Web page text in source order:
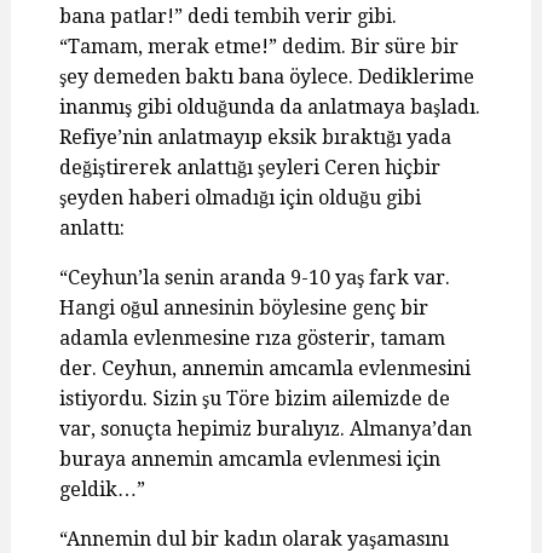
bana patlar!” dedi tembih verir gibi.
“Tamam, merak etme!” dedim. Bir süre bir
şey demeden baktı bana öylece. Dediklerime
inanmış gibi olduğunda da anlatmaya başladı.
Refiye’nin anlatmayıp eksik bıraktığı yada
değiştirerek anlattığı şeyleri Ceren hiçbir
şeyden haberi olmadığı için olduğu gibi
anlattı:
“Ceyhun’la senin aranda 9-10 yaş fark var.
Hangi oğul annesinin böylesine genç bir
adamla evlenmesine rıza gösterir, tamam
der. Ceyhun, annemin amcamla evlenmesini
istiyordu. Sizin şu Töre bizim ailemizde de
var, sonuçta hepimiz buralıyız. Almanya’dan
buraya annemin amcamla evlenmesi için
geldik…”
“Annemin dul bir kadın olarak yaşamasını